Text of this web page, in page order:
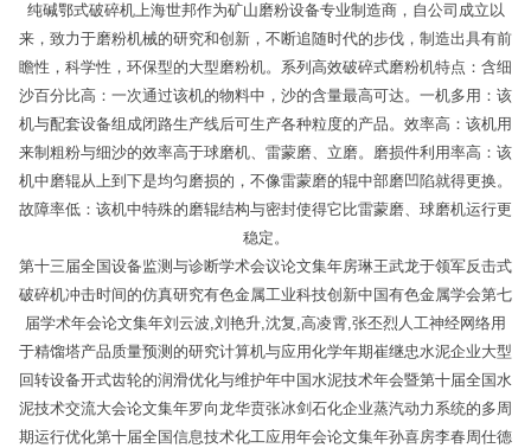
纯碱鄂式破碎机上海世邦作为矿山磨粉设备专业制造商，自公司成立以
来，致力于磨粉机械的研究和创新，不断追随时代的步伐，制造出具有前
瞻性，科学性，环保型的大型磨粉机。系列高效破碎式磨粉机特点：含细
沙百分比高：一次通过该机的物料中，沙的含量最高可达。一机多用：该
机与配套设备组成闭路生产线后可生产各种粒度的产品。效率高：该机用
来制粗粉与细沙的效率高于球磨机、雷蒙磨、立磨。磨损件利用率高：该
机中磨辊从上到下是均匀磨损的，不像雷蒙磨的辊中部磨凹陷就得更换。
故障率低：该机中特殊的磨辊结构与密封使得它比雷蒙磨、球磨机运行更
稳定。
第十三届全国设备监测与诊断学术会议论文集年房琳王武龙于领军反击式
破碎机冲击时间的仿真研究有色金属工业科技创新中国有色金属学会第七
届学术年会论文集年刘云波,刘艳升,沈复,高凌霄,张丕烈人工神经网络用
于精馏塔产品质量预测的研究计算机与应用化学年期崔继忠水泥企业大型
回转设备开式齿轮的润滑优化与维护年中国水泥技术年会暨第十届全国水
泥技术交流大会论文集年罗向龙华贲张冰剑石化企业蒸汽动力系统的多周
期运行优化第十届全国信息技术化工应用年会论文集年孙喜房李春周仕德